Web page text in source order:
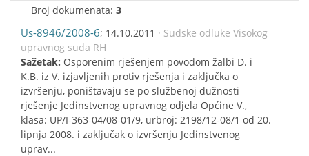
Broj dokumenata: 3
Us-8946/2008-6; 14.10.2011 · Sudske odluke Visokog
upravnog suda RH
Sažetak: Osporenim rješenjem povodom žalbi D. i
K.B. iz V. izjavljenih protiv rješenja i zaključka o
izvršenju, poništavaju se po službenoj dužnosti
rješenje Jedinstvenog upravnog odjela Općine V.,
klasa: UP/I-363-04/08-01/9, urbroj: 2198/12-08/1 od 20.
lipnja 2008. i zaključak o izvršenju Jedinstvenog
uprav...